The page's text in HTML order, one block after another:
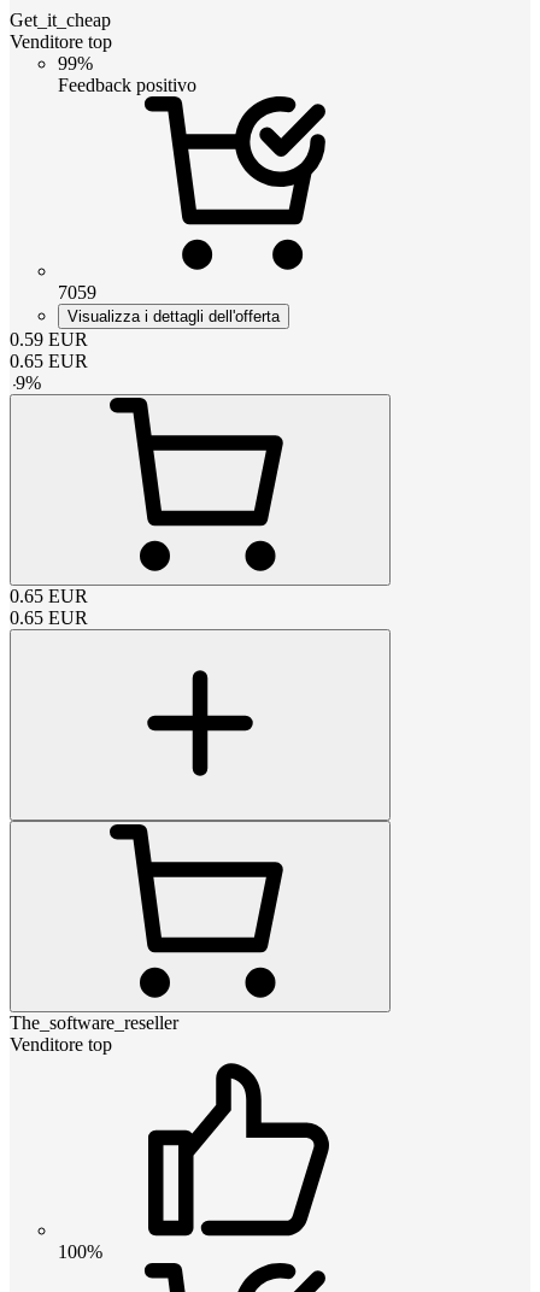
Get_it_cheap
Venditore top
99%
Feedback positivo
7059
Visualizza i dettagli dell'offerta
0.59 EUR
0.65 EUR
-9%
0.65 EUR
0.65 EUR
The_software_reseller
Venditore top
100%